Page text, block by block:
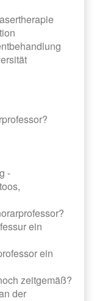
-
ein
ein
zeitgemäß?
der